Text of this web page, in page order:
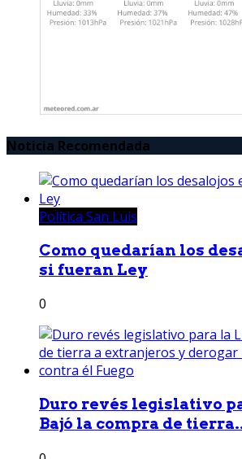
Noticia Recomendada
Política San Luis
Como quedarían los
si fueran Ley
0
Duro revés legislativo
Bajó la compra de